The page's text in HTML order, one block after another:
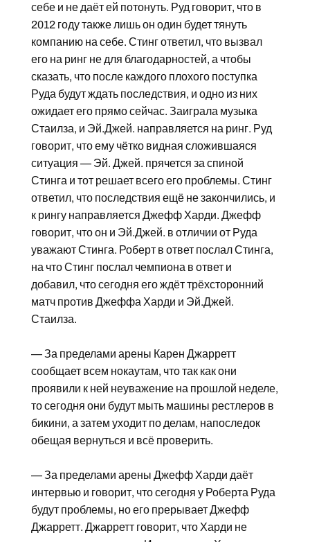
себе и не даёт ей потонуть. Руд говорит, что в
2012 году также лишь он один будет тянуть
компанию на себе. Стинг ответил, что вызвал
его на ринг не для благодарностей, а чтобы
сказать, что после каждого плохого поступка
Руда будут ждать последствия, и одно из них
ожидает его прямо сейчас. Заиграла музыка
Стаилза, и Эй.Джей. направляется на ринг. Руд
говорит, что ему чётко видная сложившаяся
ситуация — Эй. Джей. прячется за спиной
Стинга и тот решает всего его проблемы. Стинг
ответил, что последствия ещё не закончились, и
к рингу направляется Джефф Харди. Джефф
говорит, что он и Эй.Джей. в отличии от Руда
уважают Стинга. Роберт в ответ послал Стинга,
на что Стинг послал чемпиона в ответ и
добавил, что сегодня его ждёт трёхсторонний
матч против Джеффа Харди и Эй.Джей.
Стаилза.
— За пределами арены Карен Джарретт
сообщает всем нокаутам, что так как они
проявили к ней неуважение на прошлой неделе,
то сегодня они будут мыть машины рестлеров в
бикини, а затем уходит по делам, напоследок
обещая вернуться и всё проверить.
— За пределами арены Джефф Харди даёт
интервью и говорит, что сегодня у Роберта Руда
будут проблемы, но его прерывает Джефф
Джарретт. Джарретт говорит, что Харди не